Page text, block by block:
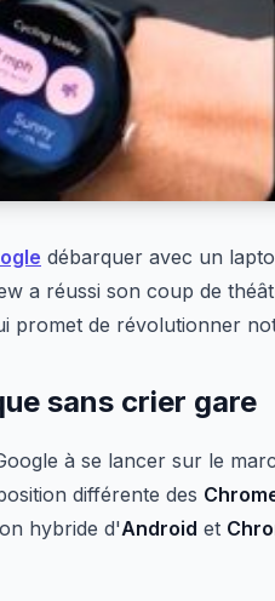
débarquer avec un
a réussi son coup de
promet de révolutionner
sans crier gare
à se lancer sur le
différente des
hybride d'Android et